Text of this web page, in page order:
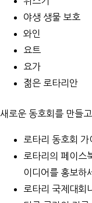
야생 생물 보호
와인
요트
요가
젊은 로타리안
새로운 동호회를 만들
로타리 동호회 가
로타리의 페이스
이디어를 홍보하
로타리 국제대회